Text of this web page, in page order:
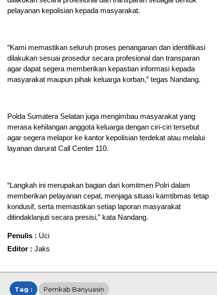
pelayanan kepolisian kepada masyarakat.
“Kami memastikan seluruh proses penanganan dan identifikasi
dilakukan sesuai prosedur secara profesional dan transparan
agar dapat segera memberikan kepastian informasi kepada
masyarakat maupun pihak keluarga korban,” tegas Nandang.
Polda Sumatera Selatan juga mengimbau masyarakat yang
merasa kehilangan anggota keluarga dengan ciri-ciri tersebut
agar segera melapor ke kantor kepolisian terdekat atau melalui
layanan darurat Call Center 110.
“Langkah ini merupakan bagian dari komitmen Polri dalam
memberikan pelayanan cepat, menjaga situasi kamtibmas tetap
kondusif, serta memastikan setiap laporan masyarakat
ditindaklanjuti secara presisi,” kata Nandang.
Penulis : Uci
Editor : Jaks
Tag : Pemkab Banyuasin